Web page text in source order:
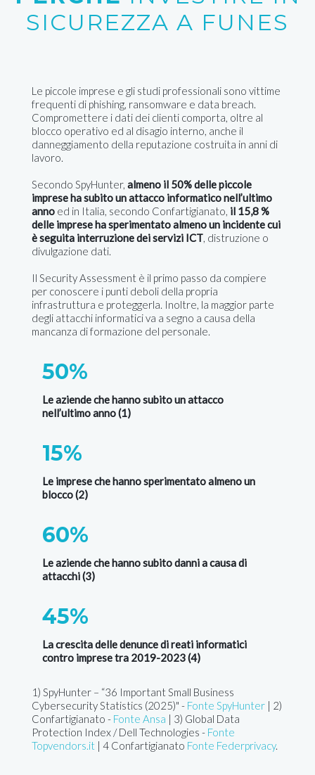
SICUREZZA A FUNES
Le piccole imprese e gli studi professionali sono vittime
frequenti di phishing, ransomware e data breach.
Compromettere i dati dei clienti comporta, oltre al
blocco operativo ed al disagio interno, anche il
danneggiamento della reputazione costruita in anni di
lavoro.
Secondo SpyHunter, almeno il 50% delle piccole
imprese ha subito un attacco informatico nell’ultimo
anno ed in Italia, secondo Confartigianato, il 15,8 %
delle imprese ha sperimentato almeno un incidente cui
è seguita interruzione dei servizi ICT, distruzione o
divulgazione dati.
Il Security Assessment è il primo passo da compiere
per conoscere i punti deboli della propria
infrastruttura e proteggerla. Inoltre, la maggior parte
degli attacchi informatici va a segno a causa della
mancanza di formazione del personale.
50%
Le aziende che hanno subito un attacco
nell’ultimo anno (1)
15%
Le imprese che hanno sperimentato almeno un
blocco (2)
60%
Le aziende che hanno subito danni a causa di
attacchi (3)
45%
La crescita delle denunce di reati informatici
contro imprese tra 2019-2023 (4)
1) SpyHunter – “36 Important Small Business
Cybersecurity Statistics (2025)" - Fonte SpyHunter | 2)
Confartigianato - Fonte Ansa | 3) Global Data
Protection Index / Dell Technologies - Fonte
Topvendors.it | 4 Confartigianato Fonte Federprivacy.